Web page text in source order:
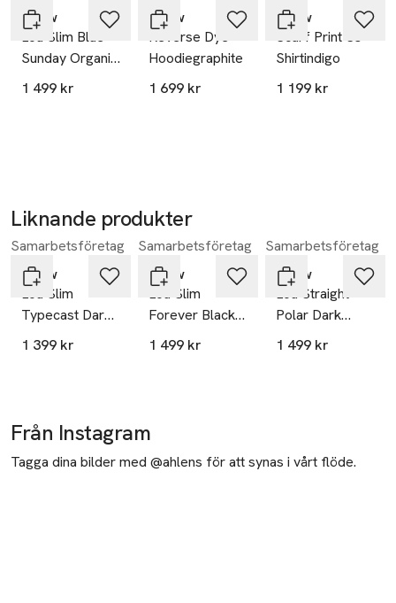
Neuw
Lou Slim Blue
Sunday Organic
Mid Blue
1 499 kr
Neuw
Reverse Dye
Hoodiegraphite
1 699 kr
Neuw
Scarf Print Ss
Shirtindigo
1 199 kr
Liknande produkter
Hoppa över bildspelet
Samarbetsföretag
Neuw
Lou Slim
Typecast Dark
Denim
1 399 kr
Samarbetsföretag
Neuw
Lou Slim
Forever Black
Organic Jet
1 499 kr
Samarbetsföretag
Neuw
Lou Straight
Polar Dark
Indigo
1 499 kr
Från Instagram
Tagga dina bilder med @ahlens för att synas i vårt flöde.